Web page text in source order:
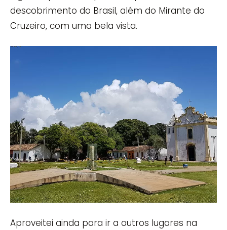
descobrimento do Brasil, além do Mirante do
Cruzeiro, com uma bela vista.
Aproveitei ainda para ir a outros lugares na